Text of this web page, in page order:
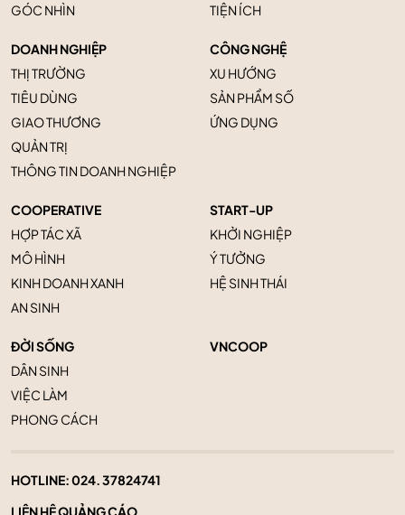
GÓC NHÌN
TIỆN ÍCH
DOANH NGHIỆP
THỊ TRƯỜNG
TIÊU DÙNG
GIAO THƯƠNG
QUẢN TRỊ
THÔNG TIN DOANH NGHIỆP
CÔNG NGHỆ
XU HƯỚNG
SẢN PHẨM SỐ
ỨNG DỤNG
COOPERATIVE
HỢP TÁC XÃ
MÔ HÌNH
KINH DOANH XANH
AN SINH
START-UP
KHỞI NGHIỆP
Ý TƯỞNG
HỆ SINH THÁI
ĐỜI SỐNG
DÂN SINH
VIỆC LÀM
PHONG CÁCH
VNCOOP
HOTLINE:024. 37824741